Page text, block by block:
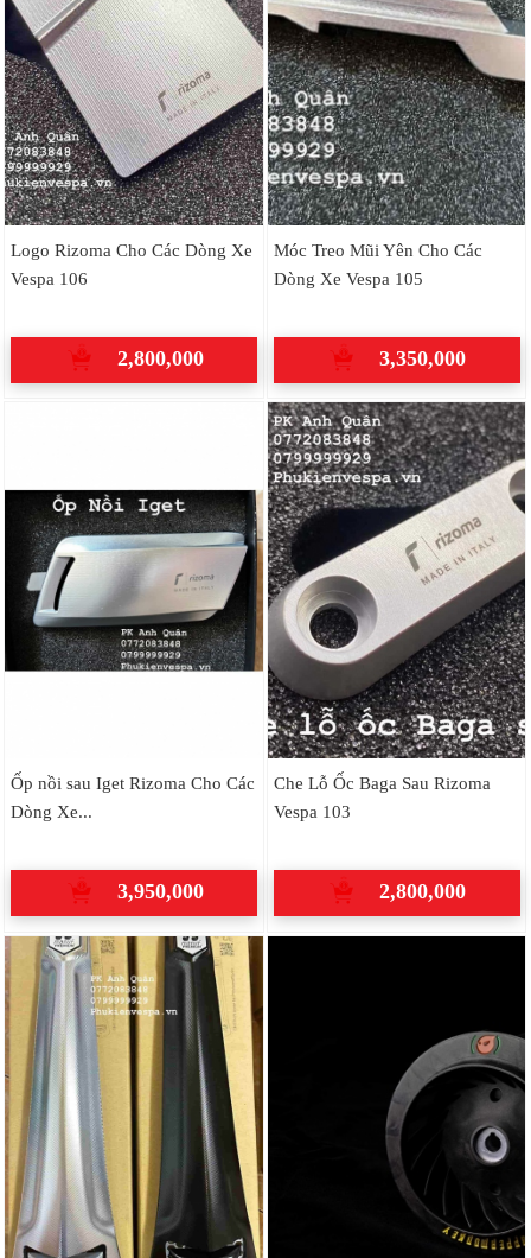
Logo Rizoma Cho Các Dòng Xe
Vespa 106
2,800,000
Móc Treo Mũi Yên Cho Các
Dòng Xe Vespa 105
3,350,000
Ốp nồi sau Iget Rizoma Cho Các
Dòng Xe...
3,950,000
Che Lỗ Ốc Baga Sau Rizoma
Vespa 103
2,800,000